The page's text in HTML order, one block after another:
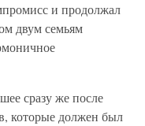
и продолжал
двум семьям
сразу же после
которые должен был